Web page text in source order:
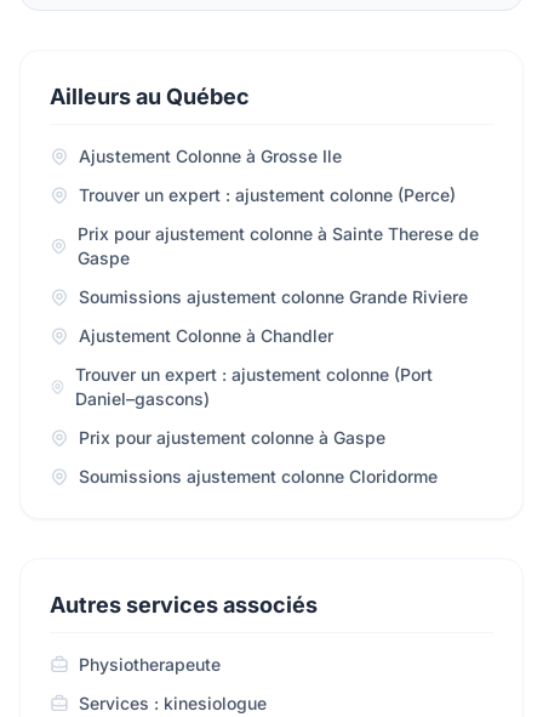
Ailleurs au Québec
Ajustement Colonne à Grosse Ile
Trouver un expert : ajustement colonne (Perce)
Prix pour ajustement colonne à Sainte Therese de
Gaspe
Soumissions ajustement colonne Grande Riviere
Ajustement Colonne à Chandler
Trouver un expert : ajustement colonne (Port
Daniel–gascons)
Prix pour ajustement colonne à Gaspe
Soumissions ajustement colonne Cloridorme
Autres services associés
Physiotherapeute
Services : kinesiologue